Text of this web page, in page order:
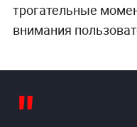
трогательные
внимания